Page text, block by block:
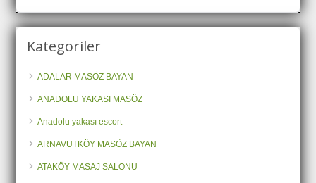
Kategoriler
ADALAR MASÖZ BAYAN
ANADOLU YAKASI MASÖZ
Anadolu yakası escort
ARNAVUTKÖY MASÖZ BAYAN
ATAKÖY MASAJ SALONU